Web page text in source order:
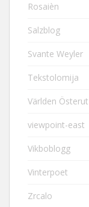
Rosaièn
Salzblog
Svante Weyler
Tekstolomija
Världen Österut
viewpoint-east
Vikboblogg
Vinterpoet
Zrcalo